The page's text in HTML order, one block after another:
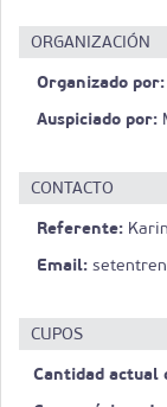
ORGANIZACIÓN
Organizado por:
Auspiciado por:
CONTACTO
Referente:
Email:
CUPOS
Cantidad actual